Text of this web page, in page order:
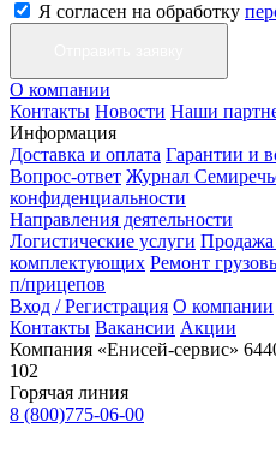
Я согласен на обработку
О компании
Контакты Новости Наши
Информация
Доставка и оплата Гарантии и
Вопрос-ответ Журнал
конфиденциальности
Направления деятельности
Логистические услуги Продажа
комплектующих Ремонт
п/прицепов
Вход / Регистрация О компании
Контакты Вакансии Акции
Компания «Енисей-сервис»
102
Горячая линия
8 (800)775-06-00